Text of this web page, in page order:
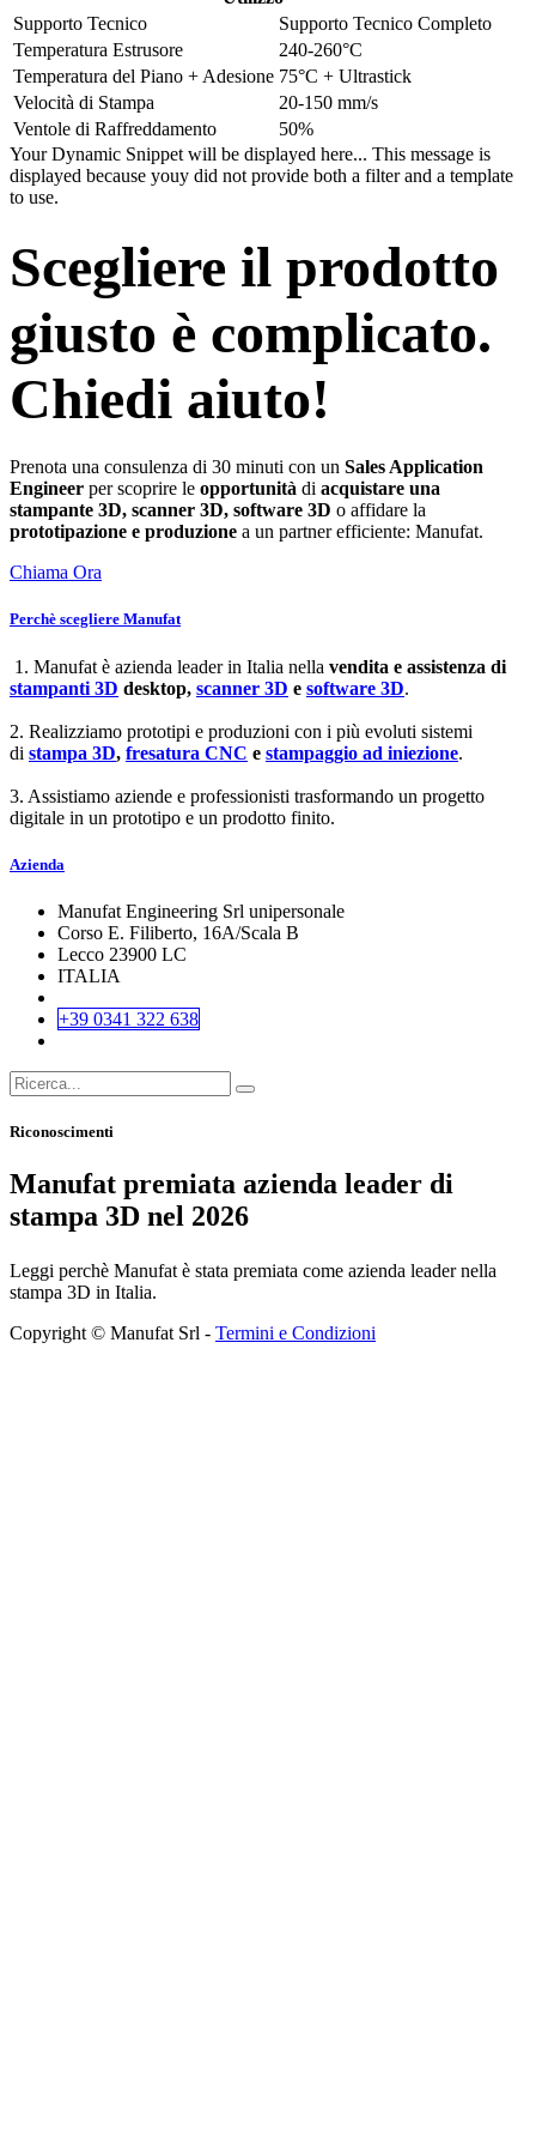
Supporto Tecnico
Supporto Tecnico Completo
Temperatura Estrusore
240-260°C
Temperatura del Piano + Adesione 75°C + Ultrastick
Velocità di Stampa
20-150 mm/s
Ventole di Raffreddamento
50%
Your Dynamic Snippet will be displayed here... This message is
displayed because youy did not provide both a filter and a template
to use.
Scegliere il prodotto
giusto è complicato.
Chiedi aiuto!
Prenota una consulenza di 30 minuti con un Sales Application
Engineer per scoprire le opportunità di acquistare una
stampante 3D, scanner 3D, software 3D o affidare la
prototipazione e produzione a un partner efficiente: Manufat.
Chiama Ora
Perchè scegliere Manufat
1. Manufat è azienda leader in Italia nella vendita e assistenza di
stampanti 3D desktop, scanner 3D e software 3D.
2. Realizziamo prototipi e produzioni con i più evoluti sistemi
di stampa 3D, fresatura CNC e stampaggio ad iniezione.
3. Assistiamo aziende e professionisti trasformando un progetto
digitale in un prototipo e un prodotto finito.
Azienda
Manufat Engineering Srl unipersonale
Corso E. Filiberto, 16A/Scala B
Lecco 23900 LC
ITALIA
+39 0341 322 638
Riconoscimenti
Manufat premiata azienda leader di
stampa 3D nel 2026
Leggi perchè Manufat è stata premiata come azienda leader nella
stampa 3D in Italia.
Copyright © Manufat Srl - Termini e Condizioni